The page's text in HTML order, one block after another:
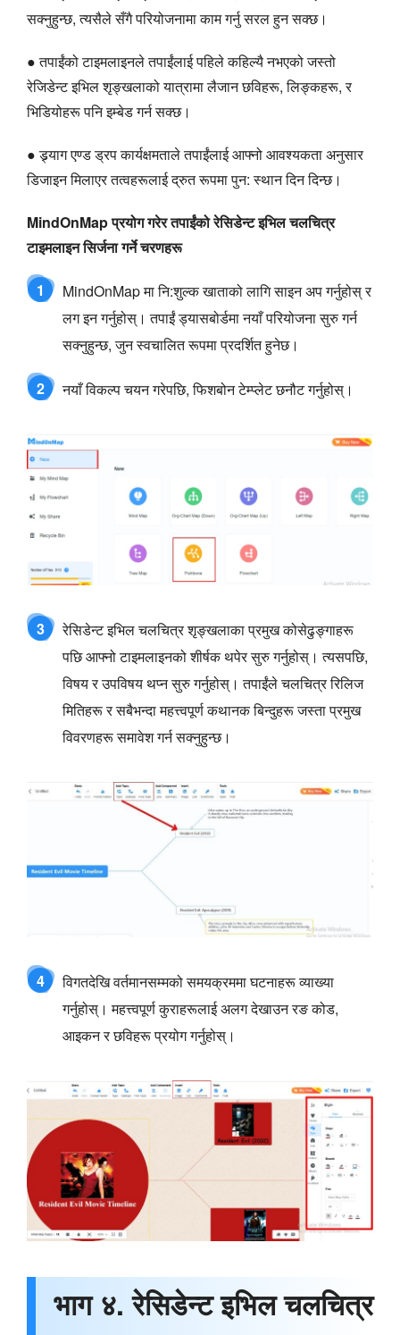
सक्नुहुन्छ, त्यसैले सँगै परियोजनामा काम गर्नु सरल हुन सक्छ।
● तपाईंको टाइमलाइनले तपाईंलाई पहिले कहिल्यै नभएको जस्तो
रेजिडेन्ट इभिल शृङ्खलाको यात्रामा लैजान छविहरू, लिङ्कहरू, र
भिडियोहरू पनि इम्बेड गर्न सक्छ।
● ड्र्याग एण्ड ड्रप कार्यक्षमताले तपाईंलाई आफ्नो आवश्यकता अनुसार
डिजाइन मिलाएर तत्वहरूलाई द्रुत रूपमा पुन: स्थान दिन दिन्छ।
MindOnMap प्रयोग गरेर तपाईंको रेसिडेन्ट इभिल चलचित्र
टाइमलाइन सिर्जना गर्ने चरणहरू
1
MindOnMap मा नि:शुल्क खाताको लागि साइन अप गर्नुहोस् र
लग इन गर्नुहोस्। तपाईं ड्यासबोर्डमा नयाँ परियोजना सुरु गर्न
सक्नुहुन्छ, जुन स्वचालित रूपमा प्रदर्शित हुनेछ।
2 नयाँ विकल्प चयन गरेपछि, फिशबोन टेम्प्लेट छनौट गर्नुहोस्।
3
रेसिडेन्ट इभिल चलचित्र शृङ्खलाका प्रमुख कोसेढुङ्गाहरू
पछि आफ्नो टाइमलाइनको शीर्षक थपेर सुरु गर्नुहोस्। त्यसपछि,
विषय र उपविषय थप्न सुरु गर्नुहोस्। तपाईंले चलचित्र रिलिज
मितिहरू र सबैभन्दा महत्त्वपूर्ण कथानक बिन्दुहरू जस्ता प्रमुख
विवरणहरू समावेश गर्न सक्नुहुन्छ।
4
विगतदेखि वर्तमानसम्मको समयक्रममा घटनाहरू व्याख्या
गर्नुहोस्। महत्त्वपूर्ण कुराहरूलाई अलग देखाउन रङ कोड,
आइकन र छविहरू प्रयोग गर्नुहोस्।
भाग ४. रेसिडेन्ट इभिल चलचित्र